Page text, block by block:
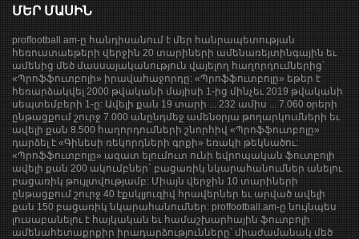
ՄԵՐ ՄԱՍԻՆ
proffootball.am-ը հանդիսանում է մեր հանրապետության
հեռուստաեթերի վերջին 20 տարիների ամենառեյտինգային եւ
ամենից մեծ մասսայականություն վայելող հաղորդումներից՝
«Պրոֆֆուտբոլի» իրավահաջորդը: «Պրոֆֆուտբոլը» եթեր է
հեռարձակվել 2000 թվականի մայիսի 1-ից մինչեւ 2019 թվականի
սեպտեմբերի 1-ը: Ավելի քան 19 տարի ... 232 ամիս ... 7.060 օրերի
ընթացքում շուրջ 7.000 անընդմեջ ամենօրյա թողարկումների եւ
ավելի քան 8.500 հաղորդումների շնորհիվ «Պրոֆֆուտբոլը»
դարձել է «Գինեսի ռեկորդների գրքի» եռակի թեկնածու:
«Պրոֆֆուտբոլը» ազատ ելումուտ ունի եվրոպական ֆուտբոլի
ավելի քան 200 ակումբներ` բացառիկ նկարահանումներ անելու
բացառիկ թույլտվությամբ: Միայն վերջին 10 տարիների
ընթացքում շուրջ 40 էքսկլյուզիվ հրավերներ եւ արված ավելի
քան 150 բացառիկ նկարահանումներ: proffootball.am-ը նույնպես
լուսաբանելու է հայկական եւ համաշխարհային ֆուտբոլի
ամենահետաքրքիր իրադարձությունները՝ միաժամանակ մեծ